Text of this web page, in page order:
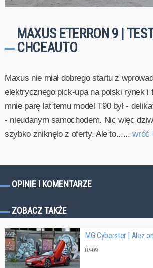
MAXUS ETERRON 9 |
CHCEAUTO
Maxus nie miał dobrego startu z
elektrycznego pick-upa na polski rynek i
mnie parę lat temu model T90 był -
- nieudanym samochodem. Nic więc
szybko zniknęło z oferty. Ale to......wróć
OPINIE I KOMENTARZE
ZOBACZ TAKŻE
MG Cyberster | Ależ
07-09